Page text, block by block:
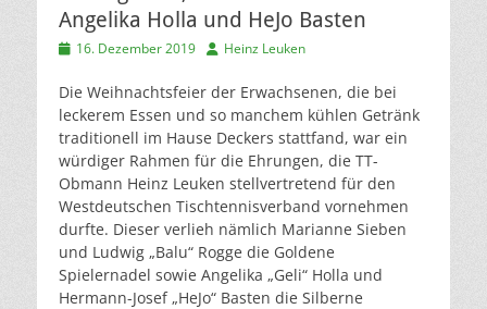
Angelika Holla und HeJo Basten
Veröffentlicht
16. Dezember 2019 AutorHeinz Leuken
Die Weihnachtsfeier der Erwachsenen, die bei
leckerem Essen und so manchem kühlen Getränk
traditionell im Hause Deckers stattfand, war ein
würdiger Rahmen für die Ehrungen, die TT-
Obmann Heinz Leuken stellvertretend für den
Westdeutschen Tischtennisverband vornehmen
durfte. Dieser verlieh nämlich Marianne Sieben
und Ludwig „Balu“ Rogge die Goldene
Spielernadel sowie Angelika „Geli“ Holla und
Hermann-Josef „HeJo“ Basten die Silberne